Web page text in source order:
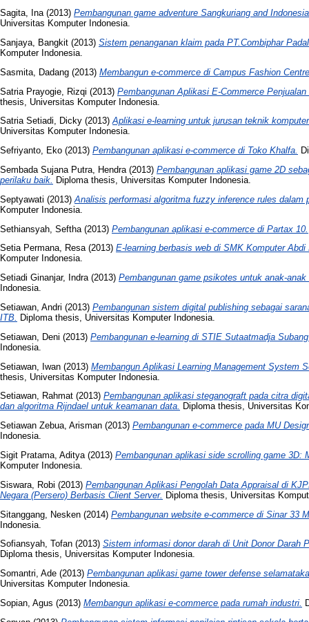
Sagita, Ina(2013) Pembangunan game adventure Sangkuriang and
Universitas Komputer Indonesia.
Sanjaya, Bangkit (2013) Sistem penanganan klaim pada PT.Combiphar
Komputer Indonesia.
Sasmita, Dadang (2013) Membangun e-commerce di Campus Fashion
Satria Prayogie, Rizqi (2013) Pembangunan Aplikasi E-Commerce
thesis, Universitas Komputer Indonesia.
Satria Setiadi, Dicky (2013)Aplikasi e-learning untuk jurusan teknik
Universitas Komputer Indonesia.
Sefriyanto, Eko (2013) Pembangunan aplikasi e-commerce di Toko Khalfa.
Sembada Sujana Putra, Hendra(2013) Pembangunan aplikasi game 2D
perilaku baik. Diploma thesis, Universitas Komputer Indonesia.
Septyawati (2013) Analisis performasi algoritma fuzzy inference rules dalam
Komputer Indonesia.
Sethiansyah, Seftha (2013) Pembangunan aplikasi e-commerce di Partax 10.
Setia Permana, Resa(2013) E-learning berbasis web di SMK Komputer
Komputer Indonesia.
Setiadi Ginanjar, Indra(2013) Pembangunan game psikotes untuk anak-
Indonesia.
Setiawan, Andri (2013) Pembangunan sistem digital publishing sebagai
ITB. Diploma thesis, Universitas Komputer Indonesia.
Setiawan, Deni (2013) Pembangunan e-learning di STIE Sutaatmadja
Indonesia.
Setiawan, Iwan (2013) Membangun Aplikasi Learning Management System
thesis, Universitas Komputer Indonesia.
Setiawan, Rahmat (2013) Pembangunan aplikasi steganograft pada citra
dan algoritma Rijndael untuk keamanan data. Diploma thesis, Universitas
Setiawan Zebua, Arisman (2013) Pembangunan e-commerce pada MU
Indonesia.
Sigit Pratama, Aditya(2013) Pembangunan aplikasi side scrolling game 3D:
Komputer Indonesia.
Siswara, Robi (2013) Pembangunan Aplikasi Pengolah Data Appraisal di
Negara (Persero) Berbasis Client Server. Diploma thesis, Universitas
Sitanggang, Nesken (2014) Pembangunan website e-commerce di Sinar 33
Indonesia.
Sofiansyah, Tofan (2013) Sistem informasi donor darah di Unit Donor Darah
Diploma thesis, Universitas Komputer Indonesia.
Somantri, Ade (2013) Pembangunan aplikasi game tower defense
Universitas Komputer Indonesia.
Sopian, Agus (2013) Membangun aplikasi e-commerce pada rumah industri.